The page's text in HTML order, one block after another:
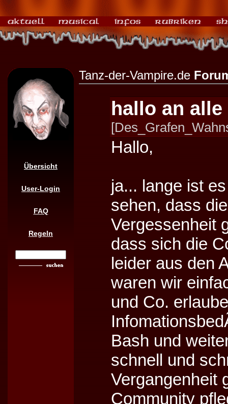
Übersicht
User-Login
FAQ
Regeln
Tanz-der-Vampire.de
hallo an
Hallo,
ja... lange ist
sehen, dass
Vergessenheit
dass sich die
leider aus den
waren wir
und Co.
Bash und
schnell und
Vergangenheit
Community